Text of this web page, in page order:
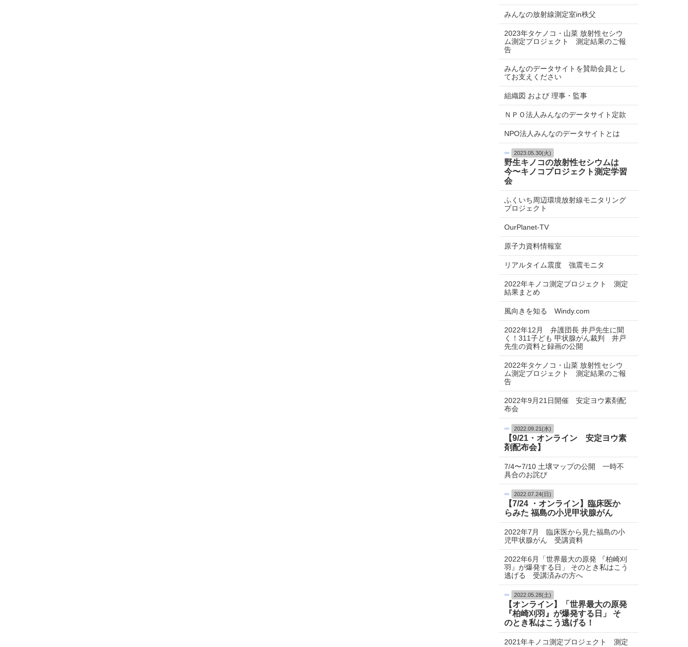
みんなの放射線測定室in秩父
2023年タケノコ・山菜 放射性セシウ
ム測定プロジェクト 測定結果のご報
告
みんなのデータサイトを賛助会員とし
てお支えください
組織図 および 理事・監事
ＮＰＯ法人みんなのデータサイト定款
NPO法人みんなのデータサイトとは
2023.05.30(火)
野生キノコの放射性セシウムは
今〜キノコプロジェクト測定学習
会
ふくいち周辺環境放射線モニタリング
プロジェクト
OurPlanet-TV
原子力資料情報室
リアルタイム震度 強震モニタ
2022年キノコ測定プロジェクト 測定
結果まとめ
風向きを知る Windy.com
2022年12月 弁護団長 井戸先生に聞
く！311子ども 甲状腺がん裁判 井戸
先生の資料と録画の公開
2022年タケノコ・山菜 放射性セシウ
ム測定プロジェクト 測定結果のご報
告
2022年9月21日開催 安定ヨウ素剤配
布会
2022.09.21(水)
【9/21・オンライン 安定ヨウ素
剤配布会】
7/4〜7/10 土壌マップの公開 一時不
具合のお詫び
2022.07.24(日)
【7/24 ・オンライン】臨床医か
らみた 福島の小児甲状腺がん
2022年7月 臨床医から見た福島の小
児甲状腺がん 受講資料
2022年6月「世界最大の原発 『柏崎刈
羽』が爆発する日」 そのとき私はこう
逃げる 受講済みの方へ
2022.05.28(土)
【オンライン】「世界最大の原発
『柏崎刈羽』が爆発する日」 そ
のとき私はこう逃げる！
2021年キノコ測定プロジェクト 測定